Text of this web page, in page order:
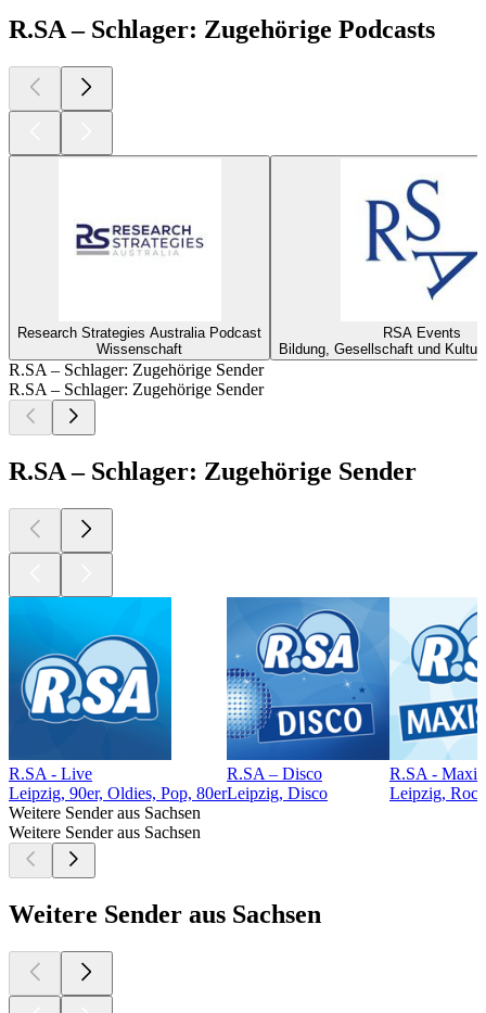
R.SA – Schlager: Zugehörige Podcasts
Research Strategies Australia Podcast
Wissenschaft
RSA Events
Bildung, Gesellschaft und
R.SA – Schlager: Zugehörige Sender
R.SA – Schlager: Zugehörige Sender
R.SA – Schlager: Zugehörige Sender
R.SA - Live
Leipzig, 90er, Oldies, Pop, 80er
R.SA – Disco
Leipzig, Disco
R.SA -
Leipzig,
Weitere Sender aus Sachsen
Weitere Sender aus Sachsen
Weitere Sender aus Sachsen